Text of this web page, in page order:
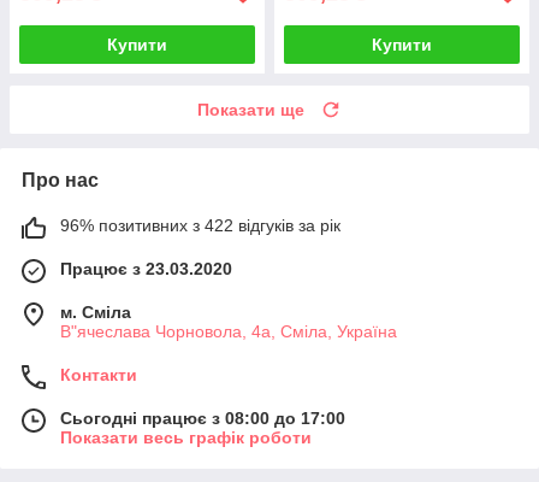
Купити Купити
Показати ще
Про нас
96% позитивних з 422 відгуків за рік
Працює з 23.03.2020
м. Сміла
В"ячеслава Чорновола, 4а, Сміла, Україна
Контакти
Сьогодні працює з 08:00 до 17:00
Показати весь графік роботи